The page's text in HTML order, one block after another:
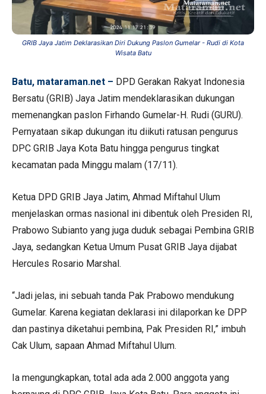
GRIB Jaya Jatim Deklarasikan Diri Dukung Paslon Gumelar - Rudi di Kota
Wisata Batu
Batu, mataraman.net – DPD Gerakan Rakyat Indonesia
Bersatu (GRIB) Jaya Jatim mendeklarasikan dukungan
memenangkan paslon Firhando Gumelar-H. Rudi (GURU).
Pernyataan sikap dukungan itu diikuti ratusan pengurus
DPC GRIB Jaya Kota Batu hingga pengurus tingkat
kecamatan pada Minggu malam (17/11).
Ketua DPD GRIB Jaya Jatim, Ahmad Miftahul Ulum
menjelaskan ormas nasional ini dibentuk oleh Presiden RI,
Prabowo Subianto yang juga duduk sebagai Pembina GRIB
Jaya, sedangkan Ketua Umum Pusat GRIB Jaya dijabat
Hercules Rosario Marshal.
“Jadi jelas, ini sebuah tanda Pak Prabowo mendukung
Gumelar. Karena kegiatan deklarasi ini dilaporkan ke DPP
dan pastinya diketahui pembina, Pak Presiden RI,” imbuh
Cak Ulum, sapaan Ahmad Miftahul Ulum.
Ia mengungkapkan, total ada ada 2.000 anggota yang